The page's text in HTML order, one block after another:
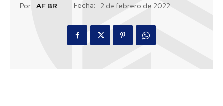
Por: AF BR Fecha: 2 de febrero de 2022